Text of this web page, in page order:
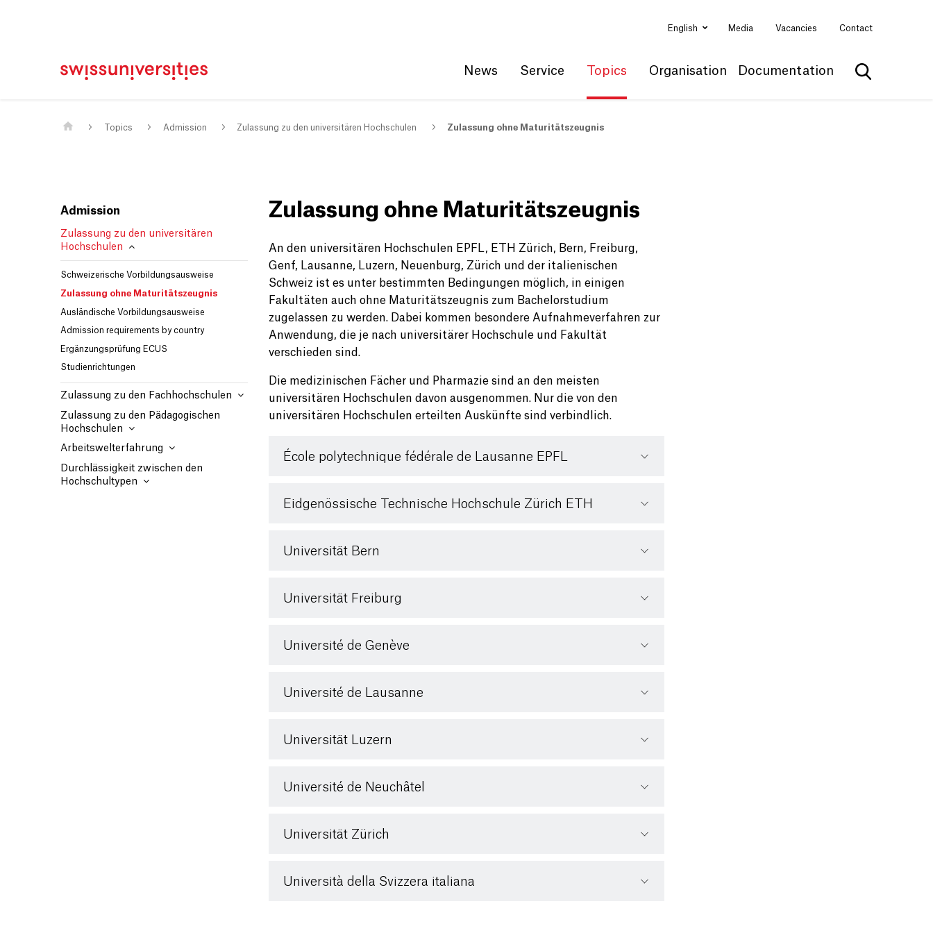
Sitemap
English Media Vacancies Contact
News Service Topics Organisation Documentation
Show search
Topics Admission Zulassung zu den universitären Hochschulen Zulassung ohne Maturitätszeugnis
Admission
Zulassung zu den universitären
Hochschulen
Schweizerische Vorbildungsausweise
Zulassung ohne Maturitätszeugnis
Ausländische Vorbildungsausweise
Admission requirements by country
Ergänzungsprüfung ECUS
Studienrichtungen
Zulassung zu den Fachhochschulen
Zulassung zu den Pädagogischen
Hochschulen
Arbeitswelterfahrung
Durchlässigkeit zwischen den
Hochschultypen
Zulassung ohne Maturitätszeugnis
An den universitären Hochschulen EPFL, ETH Zürich, Bern, Freiburg,
Genf, Lausanne, Luzern, Neuenburg, Zürich und der italienischen
Schweiz ist es unter bestimmten Bedingungen möglich, in einigen
Fakultäten auch ohne Maturitätszeugnis zum Bachelorstudium
zugelassen zu werden. Dabei kommen besondere Aufnahmeverfahren zur
Anwendung, die je nach universitärer Hochschule und Fakultät
verschieden sind.
Die medizinischen Fächer und Pharmazie sind an den meisten
universitären Hochschulen davon ausgenommen. Nur die von den
universitären Hochschulen erteilten Auskünfte sind verbindlich.
École polytechnique fédérale de Lausanne EPFL
Eidgenössische Technische Hochschule Zürich ETH
Universität Bern
Universität Freiburg
Université de Genève
Université de Lausanne
Universität Luzern
Université de Neuchâtel
Universität Zürich
Università della Svizzera italiana